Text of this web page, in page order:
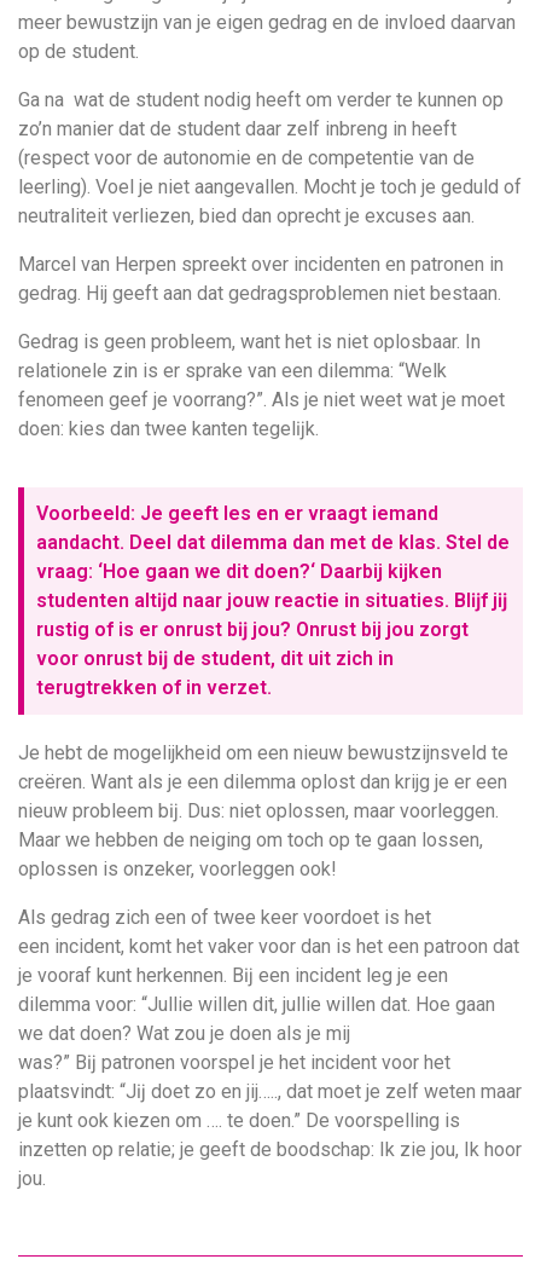
meer bewustzijn van je eigen gedrag en de invloed daarvan
op de student.
Ga na wat de student nodig heeft om verder te kunnen op
zo’n manier dat de student daar zelf inbreng in heeft
(respect voor de autonomie en de competentie van de
leerling). Voel je niet aangevallen. Mocht je toch je geduld of
neutraliteit verliezen, bied dan oprecht je excuses aan.
Marcel van Herpen spreekt over incidenten en patronen in
gedrag. Hij geeft aan dat gedragsproblemen niet bestaan.
Gedrag is geen probleem, want het is niet oplosbaar. In
relationele zin is er sprake van een dilemma: “Welk
fenomeen geef je voorrang?”. Als je niet weet wat je moet
doen: kies dan twee kanten tegelĳk.
Voorbeeld: Je geeft les en er vraagt iemand
aandacht. Deel dat dilemma dan met de klas. Stel de
vraag: ‘Hoe gaan we dit doen?‘ Daarbij kijken
studenten altĳd naar jouw reactie in situaties. Blĳf jĳ
rustig of is er onrust bĳ jou? Onrust bij jou zorgt
voor onrust bĳ de student, dit uit zich in
terugtrekken of in verzet.
Je hebt de mogelijkheid om een nieuw bewustzijnsveld te
creëren. Want als je een dilemma oplost dan krijg je er een
nieuw probleem bĳ. Dus: niet oplossen, maar voorleggen.
Maar we hebben de neiging om toch op te gaan lossen,
oplossen is onzeker, voorleggen ook!
Als gedrag zich een of twee keer voordoet is het
een incident, komt het vaker voor dan is het een patroon dat
je vooraf kunt herkennen. Bĳ een incident leg je een
dilemma voor: “Jullie willen dit, jullie willen dat. Hoe gaan
we dat doen? Wat zou je doen als je mij
was?” Bĳ patronen voorspel je het incident voor het
plaatsvindt: “Jĳ doet zo en jij….., dat moet je zelf weten maar
je kunt ook kiezen om …. te doen.” De voorspelling is
inzetten op relatie; je geeft de boodschap: Ik zie jou, Ik hoor
jou.